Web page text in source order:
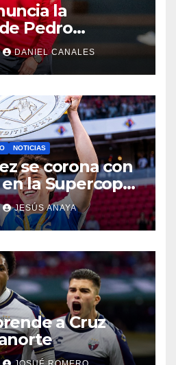
la
Pedro
DANIEL CANALES
NOTICIAS
se corona con
la Supercopa
JESÚS ANAYA
a Cruz